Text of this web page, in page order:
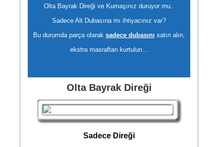
Olta Bayrak Direği ve Kumaşınız duruyor mu..
Sadece Alt Dubasına mı ihtiyacınız var?
Bu durumda parça olarak sadece dubasını satın alın,
ekstra masraftan kurtulun...
Olta Bayrak Direği
Sadece Direği